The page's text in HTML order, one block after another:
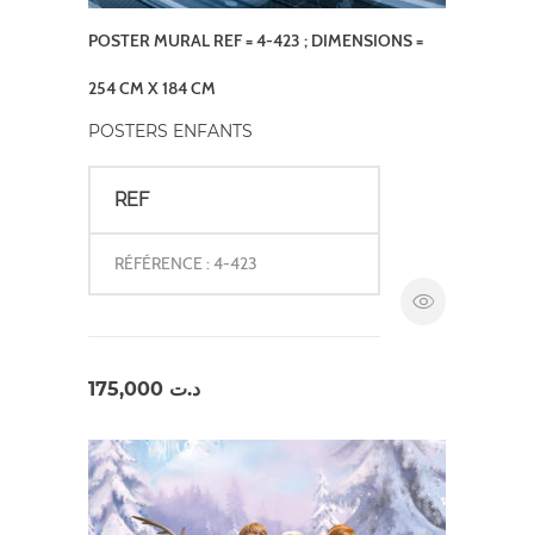
POSTER MURAL REF = 4-423 ; DIMENSIONS =
254 CM X 184 CM
POSTERS ENFANTS
REF
RÉFÉRENCE : 4-423
د.ت